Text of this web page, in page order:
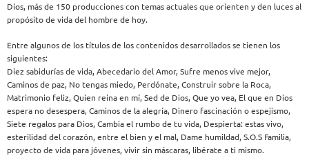
Dios, más de 150 producciones con temas actuales que orienten y den luces al
propósito de vida del hombre de hoy.
Entre algunos de los títulos de los contenidos desarrollados se tienen los
siguientes:
Diez sabidurías de vida, Abecedario del Amor, Sufre menos vive mejor,
Caminos de paz, No tengas miedo, Perdónate, Construir sobre la Roca,
Matrimonio feliz, Quien reina en mí, Sed de Dios, Que yo vea, El que en Dios
espera no desespera, Caminos de la alegría, Dinero fascinación o espejismo,
Siete regalos para Dios, Cambia el rumbo de tu vida, Despierta: estas vivo,
esterilidad del corazón, entre el bien y el mal, Dame humildad, S.O.S Familia,
proyecto de vida para jóvenes, vivir sin máscaras, libérate a ti mismo.